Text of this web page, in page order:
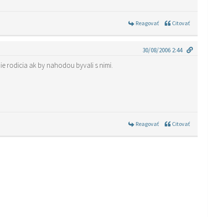
Reagovať Citovať
30/08/2006 2:44
rodicia ak by nahodou byvali s nimi.
Reagovať Citovať